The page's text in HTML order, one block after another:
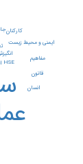
HSE
انسان
ایمنی و محیط زیست
قانون
مفاهیم
کارکنان